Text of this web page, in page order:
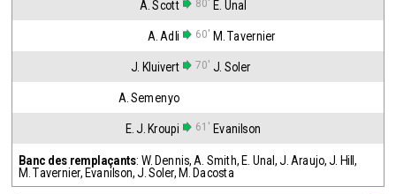
A. Scott 80' E. Unal
A. Adli 60' M. Tavernier
J. Kluivert 70' J. Soler
A. Semenyo
E. J. Kroupi 61' Evanilson
Banc des remplaçants: W. Dennis, A. Smith, E. Unal ,J. Araujo,J. Hill ,
M. Tavernier, Evanilson,J. Soler, M. Dacosta